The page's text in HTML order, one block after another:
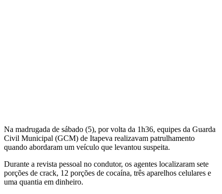
Na madrugada de sábado (5), por volta da 1h36, equipes da Guarda
Civil Municipal (GCM) de Itapeva realizavam patrulhamento
quando abordaram um veículo que levantou suspeita.
Durante a revista pessoal no condutor, os agentes localizaram sete
porções de crack, 12 porções de cocaína, três aparelhos celulares e
uma quantia em dinheiro.